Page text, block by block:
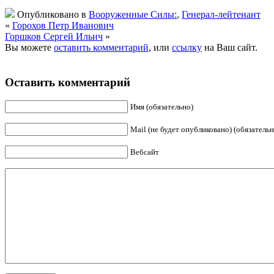
Опубликовано в Вооруженные Силы:, Генерал-лейтенант
« Горохов Петр Иванович
Горшков Сергей Ильич »
Вы можете оставить комментарий, или ссылку на Ваш сайт.
Оставить комментарий
Имя (обязательно)
Mail (не будет опубликовано)
Вебсайт